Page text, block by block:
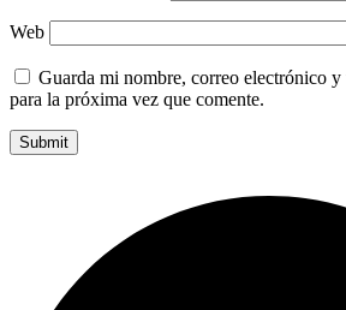
Web
Guarda mi nombre, correo electrónico y
para la próxima vez que comente.